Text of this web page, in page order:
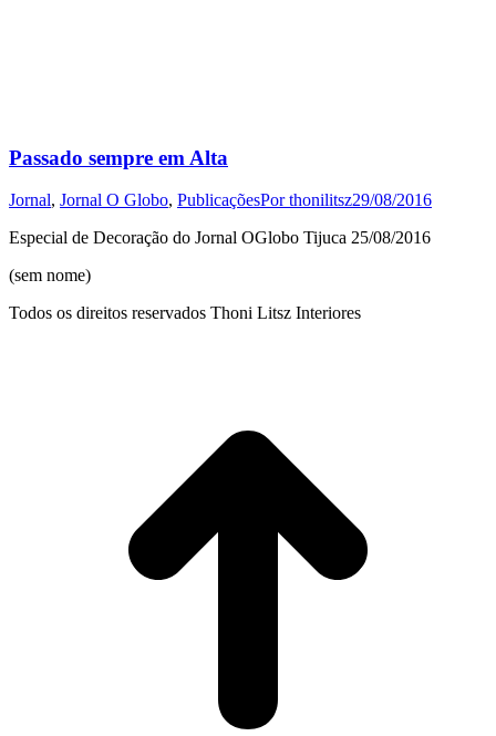
Passado sempre em Alta
Jornal, Jornal O Globo, PublicaçõesPorthonilitsz29/08/2016
Especial de Decoração do Jornal OGlobo Tijuca 25/08/2016
(sem nome)
Todos os direitos reservados Thoni Litsz Interiores